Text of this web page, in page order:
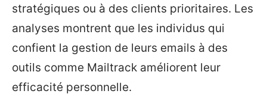
stratégiques ou à des clients prioritaires. Les
analyses montrent que les individus qui
confient la gestion de leurs emails à des
outils comme Mailtrack améliorent leur
efficacité personnelle.